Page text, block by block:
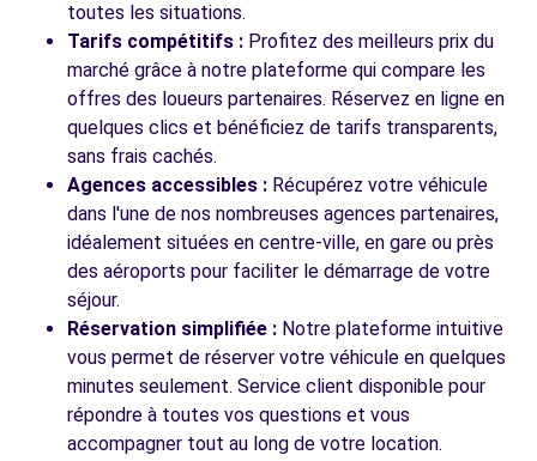
toutes les situations.
Tarifs compétitifs : Profitez des meilleurs prix du
marché grâce à notre plateforme qui compare les
offres des loueurs partenaires. Réservez en ligne en
quelques clics et bénéficiez de tarifs transparents,
sans frais cachés.
Agences accessibles : Récupérez votre véhicule
dans l'une de nos nombreuses agences partenaires,
idéalement situées en centre-ville, en gare ou près
des aéroports pour faciliter le démarrage de votre
séjour.
Réservation simplifiée : Notre plateforme intuitive
vous permet de réserver votre véhicule en quelques
minutes seulement. Service client disponible pour
répondre à toutes vos questions et vous
accompagner tout au long de votre location.